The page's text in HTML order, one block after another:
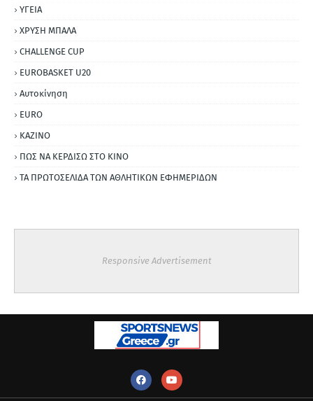
ΥΓΕΙΑ
ΧΡΥΣΗ ΜΠΑΛΑ
CHALLENGE CUP
EUROBASKET U20
Αυτοκίνηση
ΕURO
ΚΑΖΙΝΟ
ΠΩΣ ΝΑ ΚΕΡΔΙΣΩ ΣΤΟ ΚΙΝΟ
ΤΑ ΠΡΩΤΟΣΕΛΙΔΑ ΤΩΝ ΑΘΛΗΤΙΚΩΝ ΕΦΗΜΕΡΙΔΩΝ
Responsive Advertisement